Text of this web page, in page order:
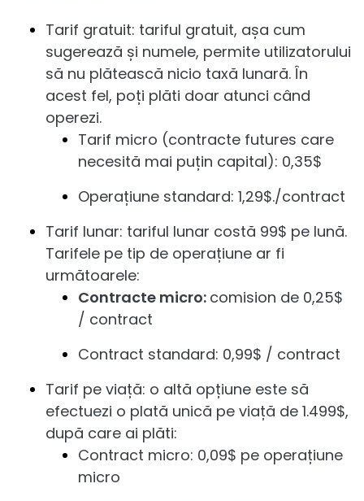
Tarif gratuit: tariful gratuit, așa cum
sugerează și numele, permite utilizatorului
să nu plătească nicio taxă lunară. În
acest fel, poți plăti doar atunci când
operezi.
Tarif micro (contracte futures care
necesită mai puțin capital): 0,35$
Operațiune standard: 1,29$./contract
Tarif lunar: tariful lunar costă 99$ pe lună.
Tarifele pe tip de operațiune ar fi
următoarele:
Contracte micro: comision de 0,25$
/ contract
Contract standard: 0,99$ / contract
Tarif pe viață: o altă opțiune este să
efectuezi o plată unică pe viață de 1.499$,
după care ai plăti:
Contract micro: 0,09$ pe operațiune
micro